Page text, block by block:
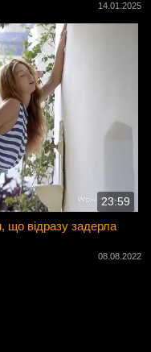
14.01.2025
23:59
що відразу задерла
08.08.2022